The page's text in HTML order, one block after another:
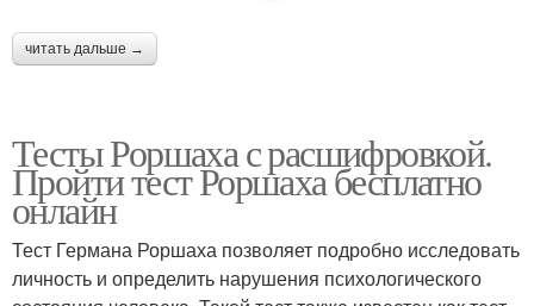
читать дальше →
Тесты Роршаха с расшифровкой.
Пройти тест Роршаха бесплатно
онлайн
Тест Германа Роршаха позволяет подробно исследовать
личность и определить нарушения психологического